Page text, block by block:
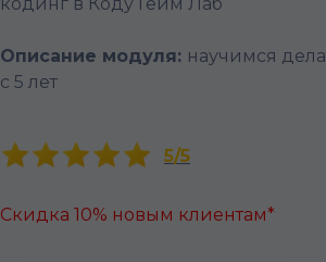
Описание модуля: научимся
c 5 лет
Скидка 10% новым клиентам*
5/5